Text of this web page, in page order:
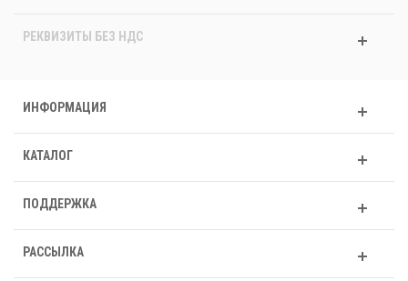
РЕКВИЗИТЫ БЕЗ НДС
ИНФОРМАЦИЯ
КАТАЛОГ
ПОДДЕРЖКА
РАССЫЛКА